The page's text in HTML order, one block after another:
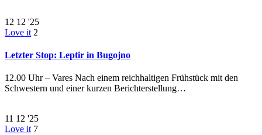
12 12 '25
Love it 2
Letzter Stop: Leptir in Bugojno
12.00 Uhr – Vares Nach einem reichhaltigen Frühstück mit den
Schwestern und einer kurzen Berichterstellung…
11 12 '25
Love it 7